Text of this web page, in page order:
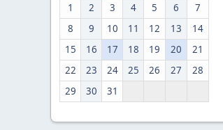
1 2 3 4 5 6
7
8
9 10 11 12 13
14
15
16 17 18 19 20
21
22
23 24 25 26 27
28
29
30 31